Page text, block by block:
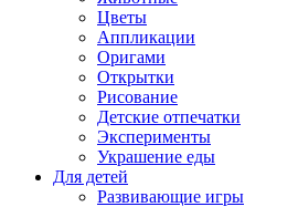
Цветы
Аппликации
Оригами
Открытки
Рисование
Детские отпечатки
Эксперименты
Украшение еды
Для детей
Развивающие игры